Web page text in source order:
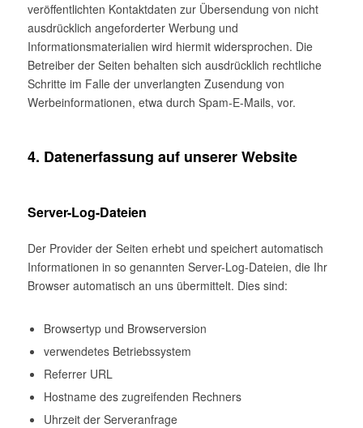
veröffentlichten Kontaktdaten zur Übersendung von nicht
ausdrücklich angeforderter Werbung und
Informationsmaterialien wird hiermit widersprochen. Die
Betreiber der Seiten behalten sich ausdrücklich rechtliche
Schritte im Falle der unverlangten Zusendung von
Werbeinformationen, etwa durch Spam-E-Mails, vor.
4. Datenerfassung auf unserer Website
Server-Log-Dateien
Der Provider der Seiten erhebt und speichert automatisch
Informationen in so genannten Server-Log-Dateien, die Ihr
Browser automatisch an uns übermittelt. Dies sind:
Browsertyp und Browserversion
verwendetes Betriebssystem
Referrer URL
Hostname des zugreifenden Rechners
Uhrzeit der Serveranfrage